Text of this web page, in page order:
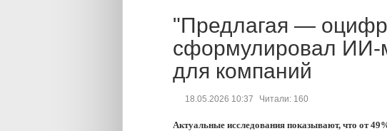
"Предлагая —
сформулировал ИИ-
для компаний
18.05.2026 10:37 Читали: 160
Актуальные исследования показывают, что от